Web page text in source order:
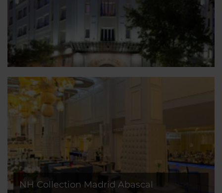
NH Collection Madrid Abascal